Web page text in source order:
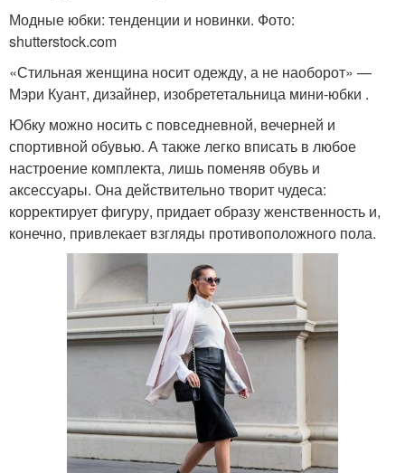
Модные юбки: тенденции и новинки. Фото:
shutterstock.com
«Стильная женщина носит одежду, а не наоборот» —
Мэри Куант, дизайнер, изобрететальница мини-юбки .
Юбку можно носить с повседневной, вечерней и
спортивной обувью. А также легко вписать в любое
настроение комплекта, лишь поменяв обувь и
аксессуары. Она действительно творит чудеса:
корректирует фигуру, придает образу женственность и,
конечно, привлекает взгляды противоположного пола.